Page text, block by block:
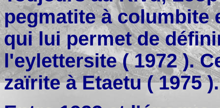
pegmatite à columbite
qui lui permet de
l'eylettersite ( 1972 ).
zaïrite à Etaetu ( 1975 ).